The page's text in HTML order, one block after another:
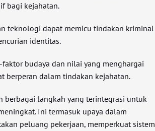
bagi kejahatan.
teknologi dapat memicu tindakan kriminal
identitas.
budaya dan nilai yang menghargai
berperan dalam tindakan kejahatan.
berbagai langkah yang terintegrasi untuk
Ini termasuk upaya dalam
peluang pekerjaan, memperkuat sistem